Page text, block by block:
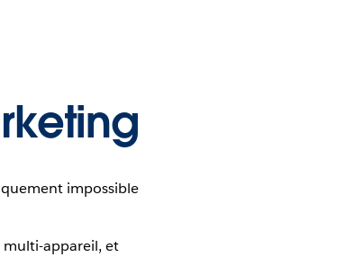
impossible
multi-appareil, et